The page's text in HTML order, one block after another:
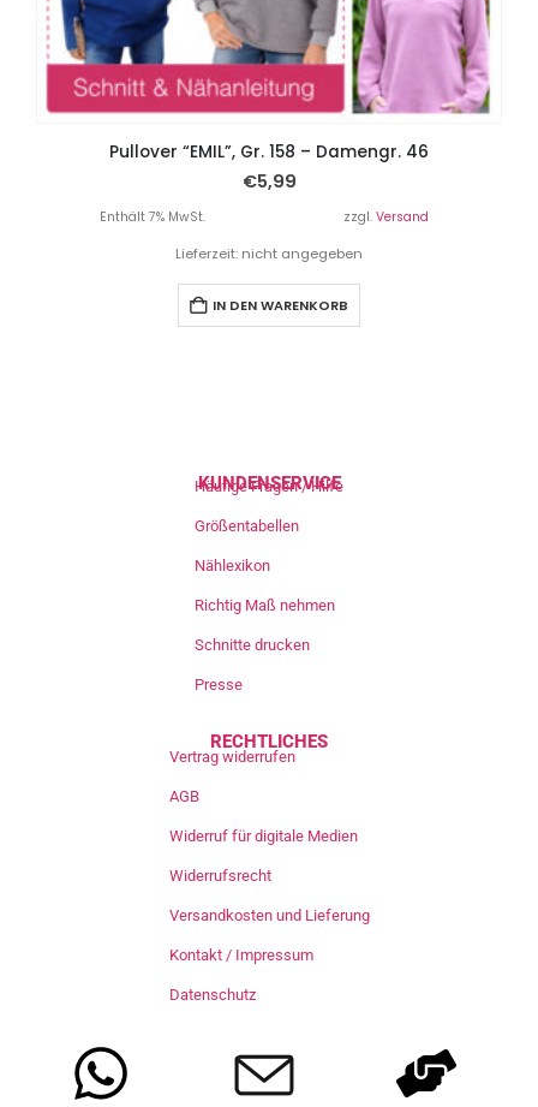
Pullover “EMIL”, Gr. 158 – Damengr. 46
€5,99
Enthält 7% MwSt. zzgl. Versand
Lieferzeit: nicht angegeben
IN DEN WARENKORB
KUNDENSERVICE
Häufige Fragen / Hilfe
Größentabellen
Nählexikon
Richtig Maß nehmen
Schnitte drucken
Presse
RECHTLICHES
Vertrag widerrufen
AGB
Widerruf für digitale Medien
Widerrufsrecht
Versandkosten und Lieferung
Kontakt / Impressum
Datenschutz